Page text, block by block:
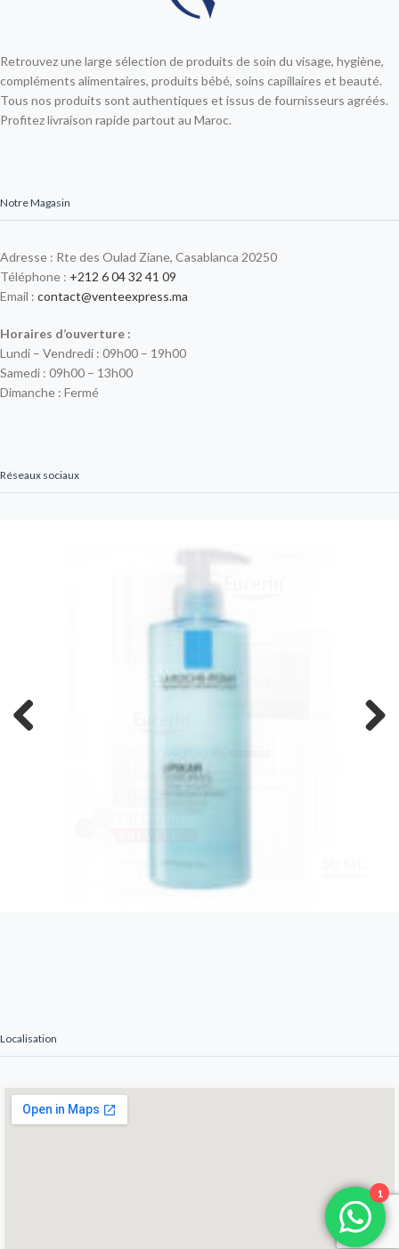
Retrouvez une large sélection de produits de soin du visage, hygiène,
compléments alimentaires, produits bébé, soins capillaires et beauté.
Tous nos produits sont authentiques et issus de fournisseurs agréés.
Profitez livraison rapide partout au Maroc.
Notre Magasin
Adresse : Rte des Oulad Ziane, Casablanca 20250
Téléphone : +212 6 04 32 41 09
Email : contact@venteexpress.ma
Horaires d’ouverture :
Lundi – Vendredi : 09h00 – 19h00
Samedi : 09h00 – 13h00
Dimanche : Fermé
Réseaux sociaux
Localisation
1